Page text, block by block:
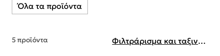
Όλα τα προϊόντα
5 προϊόντα Φιλτράρισμα και